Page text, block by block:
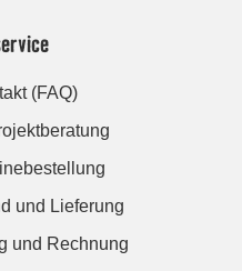
(FAQ)
und Lieferung
und Rechnung